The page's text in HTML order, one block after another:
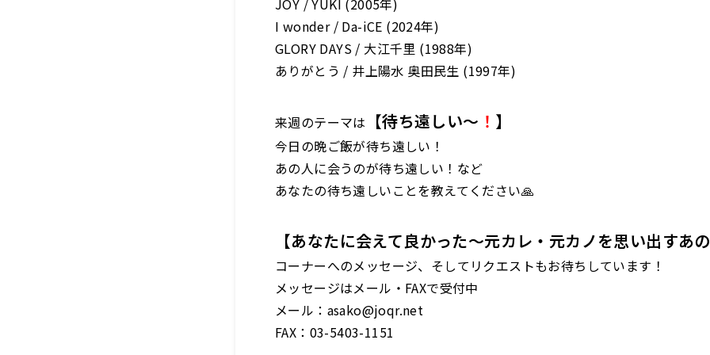
I wonder / Da-iCE (2024年)
GLORY DAYS / 大江千里 (1988年)
ありがとう / 井上陽水 奥田民生 (1997年)
来週のテーマは 【待ち遠しい〜 ！ 】
今日の晩ご飯が待ち遠しい！
あの人に会うのが待ち遠しい！など
あなたの待ち遠しいことを教えてください🙏
【あなたに会えて良かった～元カレ・元カノを思い出すあ
コーナーへのメッセージ、そしてリクエストもお待ちしています！
メッセージはメール・FAXで受付中
メール：asako@joqr.net
FAX：03-5403-1151